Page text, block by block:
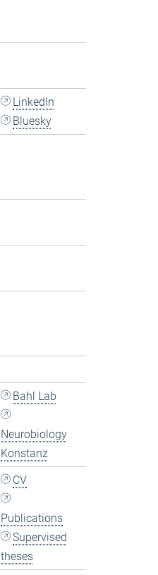
LinkedIn
Bluesky
Bahl Lab
Neurobiology
Konstanz
CV
Publications
Supervised
theses